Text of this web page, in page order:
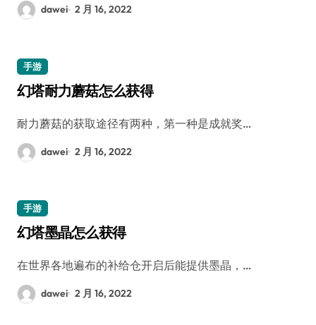
dawei 2 月 16, 2022
手游
幻塔耐力蘑菇怎么获得
耐力蘑菇的获取途径有两种，第一种是成就奖…
dawei 2 月 16, 2022
手游
幻塔墨晶怎么获得
在世界各地遍布的补给仓开启后能提供墨晶，…
dawei 2 月 16, 2022